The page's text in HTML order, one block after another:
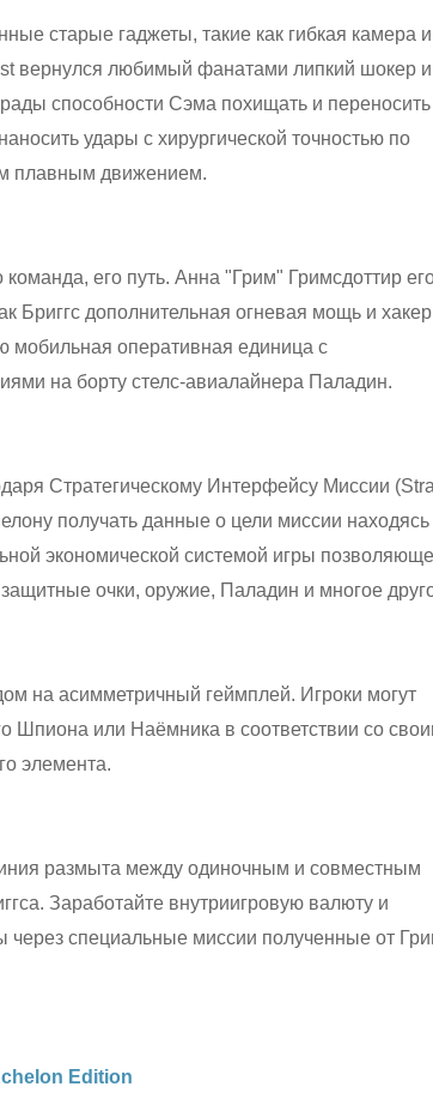
старые гаджеты, такие как гибкая камера и
вернулся любимый фанатами липкий шокер и
способности Сэма похищать и переносить
удары с хирургической точностью по
плавным движением.
его путь. Анна "Грим" Гримсдоттир
Бриггс дополнительная огневая мощь и
мобильная оперативная единица с
на борту стелс-авиалайнера Паладин.
Стратегическому Интерфейсу Миссии
получать данные о цели миссии находясь
экономической системой игры
очки, оружие, Паладин и многое
на асимметричный геймплей. Игроки могут
Шпиона или Наёмника в соответствии со
элемента.
размыта между одиночным и совместным
Заработайте внутриигровую валюту и
через специальные миссии полученные от
Edition